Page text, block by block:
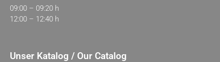
09:00 – 09:20 h
12:00 – 12:40 h
Unser Katalog / Our Catalog